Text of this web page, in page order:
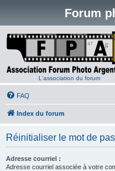
Forum
L'association du forum
FAQ
Index du forum
Réinitialiser le mot de
Adresse courriel :
Adresse courriel associée à votre